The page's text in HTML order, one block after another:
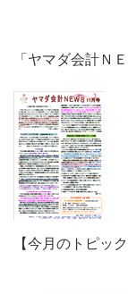
「ヤマダ会計Ｎ
【今月のトピック